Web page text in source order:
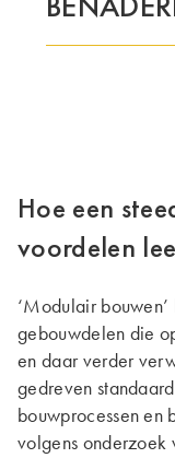
Hoe een
voordelen
‘Modulair
gebouwdelen die
en daar verder
gedreven
bouwprocessen en
volgens onderzoek